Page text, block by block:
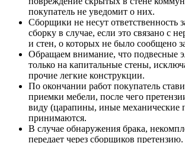
покупатель не уведомит о них.
Сборщики не несут ответственность
сборку в случае, если это связано с
и стен, о которых не было сообщено
Обращаем внимание, что подвесные
только на капитальные стены,
прочие легкие конструкции.
По окончании работ покупатель
приемки мебели, после чего
виду (царапины, иные механические
принимаются.
В случае обнаружения брака,
передает через сборщиков претензию.